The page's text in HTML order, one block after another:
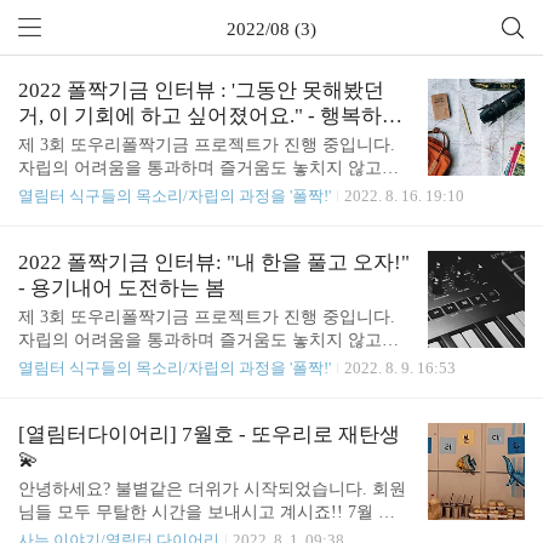
2022/08 (3)
2022 폴짝기금 인터뷰 : '그동안 못해봤던
거, 이 기회에 하고 싶어졌어요." - 행복하기
로 약속한 수지
제 3회 또우리폴짝기금 프로젝트가 진행 중입니다.
자립의 어려움을 통과하며 즐거움도 놓치지 않고자
하는 또우리들의 목소리를 여러분과 공유합니다. 올
가족과의 관계로 많이 고민하는 수지는 이제 열림터
를 퇴소하고 대학생이 되었습니다. 평소에 돈이 걱정
돼서 하기 어려웠던 것들을 폴짝기금을 통해 시도해
보려고 한다고 해요. 이번 기회에 수지가 즐거운 여
행을 하고 오면 좋겠네요. 수지의 이야기를 여러분들
께 나누어드립니다. ⛺은희: 수지야 자고 있었니? 금
요. 놀다가 늦게 자서 겨우 일어났어요. 제 노트북 성
능이 별로이기도 하고 인터뷰할 때 가족들이 있을 거
라서 불..
열림터 식구들의 목소리/자립의 과정을 '폴짝!' 2022. 8. 16. 19:10
2022 폴짝기금 인터뷰: "내 한을 풀고 오자!"
- 용기내어 도전하는 봄
제 3회 또우리폴짝기금 프로젝트가 진행 중입니다.
자립의 어려움을 통과하며 즐거움도 놓치지 않고자
하는 또우리들의 목소리를 여러분과 공유합니다. 올
는데요, 바로 열림터의 원장인 조은희 활동가입니다.
조은희 활동가는 201*년에 열림터 활동을 하다 한국
성폭력상담소 여성주의상담팀으로 이동하였어요. 그
래서 201*년에 생활했던 또우리들과 서로 반가운 대
화를 종종 나누곤 합니다. 여덟번째 인터뷰는 봄과
열림터 식구들의 목소리/자립의 과정을 '폴짝!' 2022. 8. 9. 16:53
[열림터다이어리] 7월호 - 또우리로 재탄생
💫
안녕하세요? 불볕같은 더위가 시작되었습니다. 회원
님들 모두 무탈한 시간을 보내시고 계시죠!! 7월 열
림터의 날씨는 고온다습이었습니다. 습기 때문인지